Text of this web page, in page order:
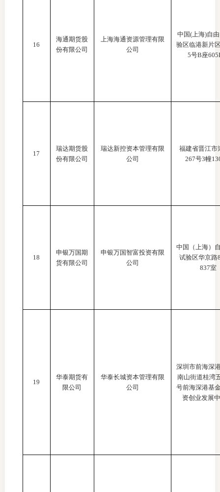
16
海通期货股
份有限公司
上海海通资源管理有限
公司
中国(上海)自
验区临港新片
5号B座
17
瑞达期货股
份有限公司
瑞达新控资本管理有限
公司
福建省晋江市
267号3幢
18
申银万国期
货有限公司
申银万国智富投资有限
公司
中国（上海）
试验区华京路
837室
19
华泰期货有
限公司
华泰长城资本管理有限
公司
深圳市前海深
南山街道桂湾
号前海深港基
资创业发展